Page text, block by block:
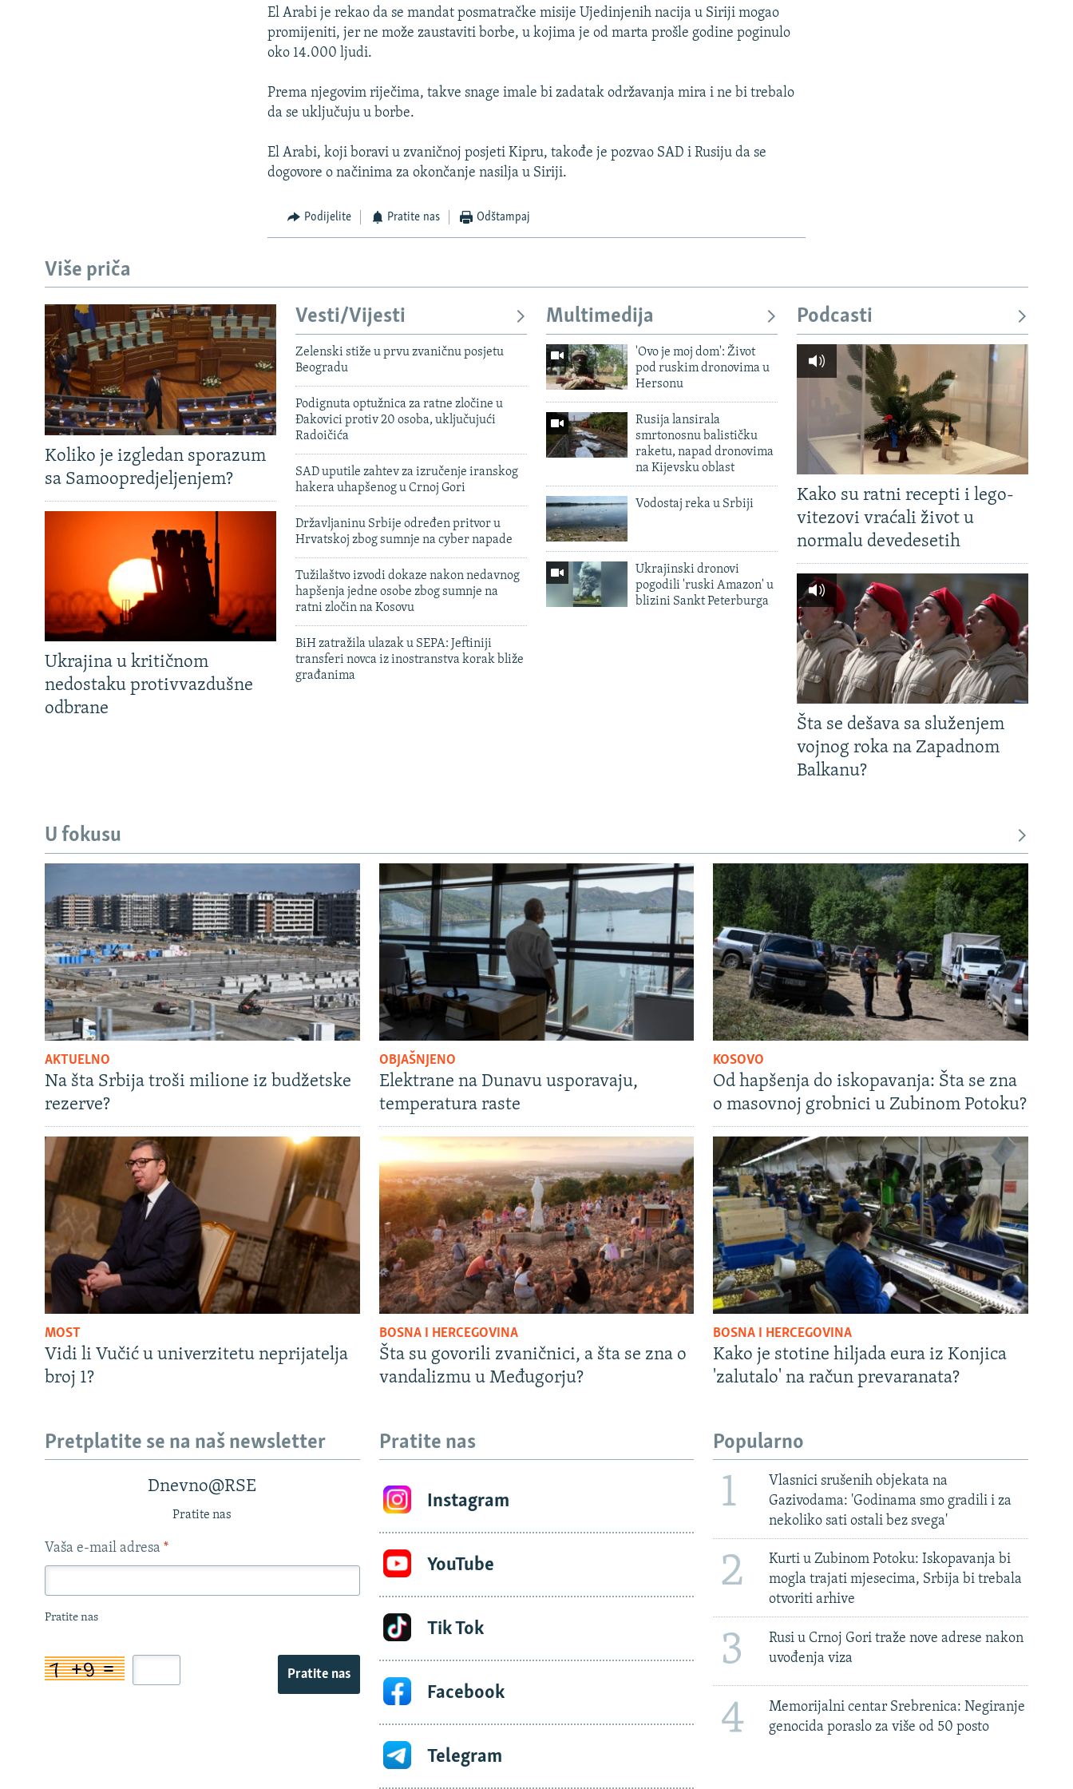
TRI DECENIJE OD RATA U BIH
SVE KARTE DEJTONA
NASTANAK I RASPAD JUGOSLAVIJE
El Arabi je rekao da se mandat posmatračke misije Ujedinjenih nacija u Siriji mogao
promijeniti, jer ne može zaustaviti borbe, u kojima je od marta prošle godine poginulo
oko 14.000 ljudi.
Prema njegovim riječima, takve snage imale bi zadatak održavanja mira i ne bi trebalo
da se uključuju u borbe.
El Arabi, koji boravi u zvaničnoj posjeti Kipru, takođe je pozvao SAD i Rusiju da se
dogovore o načinima za okončanje nasilja u Siriji.
Podijelite Pratite nas Odštampaj
Više priča
Koliko je izgledan sporazum
sa Samoopredjeljenjem?
Ukrajina u kritičnom
nedostaku protivvazdušne
odbrane
Vesti/Vijesti
Zelenski stiže u prvu zvaničnu posjetu
Beogradu
Podignuta optužnica za ratne zločine u
Đakovici protiv 20 osoba, uključujući
Radoičića
SAD uputile zahtev za izručenje iranskog
hakera uhapšenog u Crnoj Gori
Državljaninu Srbije određen pritvor u
Hrvatskoj zbog sumnje na cyber napade
Tužilaštvo izvodi dokaze nakon nedavnog
hapšenja jedne osobe zbog sumnje na
ratni zločin na Kosovu
BiH zatražila ulazak u SEPA: Jeftiniji
transferi novca iz inostranstva korak bliže
građanima
Multimedija
'Ovo je moj dom': Život
pod ruskim dronovima u
Hersonu
Rusija lansirala
smrtonosnu balističku
raketu, napad dronovima
na Kijevsku oblast
Vodostaj reka u Srbiji
Ukrajinski dronovi
pogodili 'ruski Amazon' u
blizini Sankt Peterburga
Podcasti
Kako su ratni recepti i lego-
vitezovi vraćali život u
normalu devedesetih
Šta se dešava sa služenjem
vojnog roka na Zapadnom
Balkanu?
U fokusu
AKTUELNO
Na šta Srbija troši milione iz budžetske
rezerve?
OBJAŠNJENO
Elektrane na Dunavu usporavaju,
temperatura raste
KOSOVO
Od hapšenja do iskopavanja: Šta se zna
o masovnoj grobnici u Zubinom Potoku?
MOST
Vidi li Vučić u univerzitetu neprijatelja
broj 1?
BOSNA I HERCEGOVINA
Šta su govorili zvaničnici, a šta se zna o
vandalizmu u Međugorju?
BOSNA I HERCEGOVINA
Kako je stotine hiljada eura iz Konjica
'zalutalo' na račun prevaranata?
Pretplatite se na naš newsletter
Dnevno@RSE
Pratite nas
Vaša e-mail adresa *
Pratite nas
Pratite nas
Pratite nas
Instagram
YouTube
Tik Tok
Facebook
Telegram
Popularno
1
Vlasnici srušenih objekata na
Gazivodama: 'Godinama smo gradili i za
nekoliko sati ostali bez svega'
2
Kurti u Zubinom Potoku: Iskopavanja bi
mogla trajati mjesecima, Srbija bi trebala
otvoriti arhive
3
Rusi u Crnoj Gori traže nove adrese nakon
uvođenja viza
4
Memorijalni centar Srebrenica: Negiranje
genocida poraslo za više od 50 posto